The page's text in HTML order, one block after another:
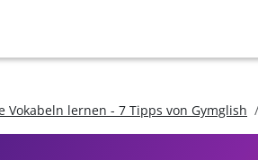
Vokabeln lernen - 7 Tipps von Gymglish